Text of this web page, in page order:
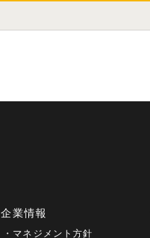
企業情報
マネジメント方針